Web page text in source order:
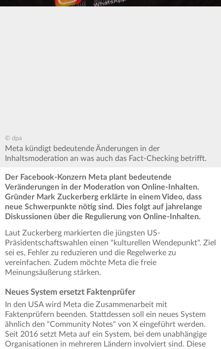
© dpa
Meta kündigt bedeutende Änderungen in der
Inhaltsmoderation an was auch das Fact-Checking betrifft.
Der Facebook-Konzern Meta plant bedeutende
Veränderungen in der Moderation von Online-Inhalten.
Gründer Mark Zuckerberg erklärte in einem Video, dass
neue Schwerpunkte nötig sind. Dies folgt auf jahrelange
Diskussionen über die Regulierung von Online-Inhalten.
Laut Zuckerberg markierten die jüngsten US-
Präsidentschaftswahlen einen "kulturellen Wendepunkt". Ziel
sei es, Fehler zu reduzieren und die Regelwerke zu
vereinfachen. Zudem möchte Meta die freie
Meinungsäußerung stärken.
Neues System ersetzt Faktenprüfer
In den USA wird Meta die Zusammenarbeit mit
Faktenprüfern beenden. Stattdessen soll ein neues System
ähnlich den "Community Notes" von X eingeführt werden.
Seit 2016 setzt Meta auf ein System, bei dem unabhängige
Organisationen in mehreren Ländern involviert sind. Diese